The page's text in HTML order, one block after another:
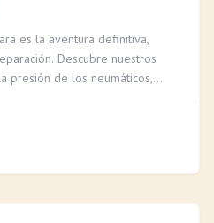
es la aventura definitiva,
Descubre nuestros
presión de los neumáticos,